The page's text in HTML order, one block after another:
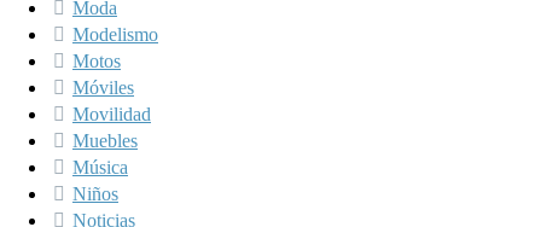
Moda
Modelismo
Motos
Móviles
Movilidad
Muebles
Música
Niños
Noticias